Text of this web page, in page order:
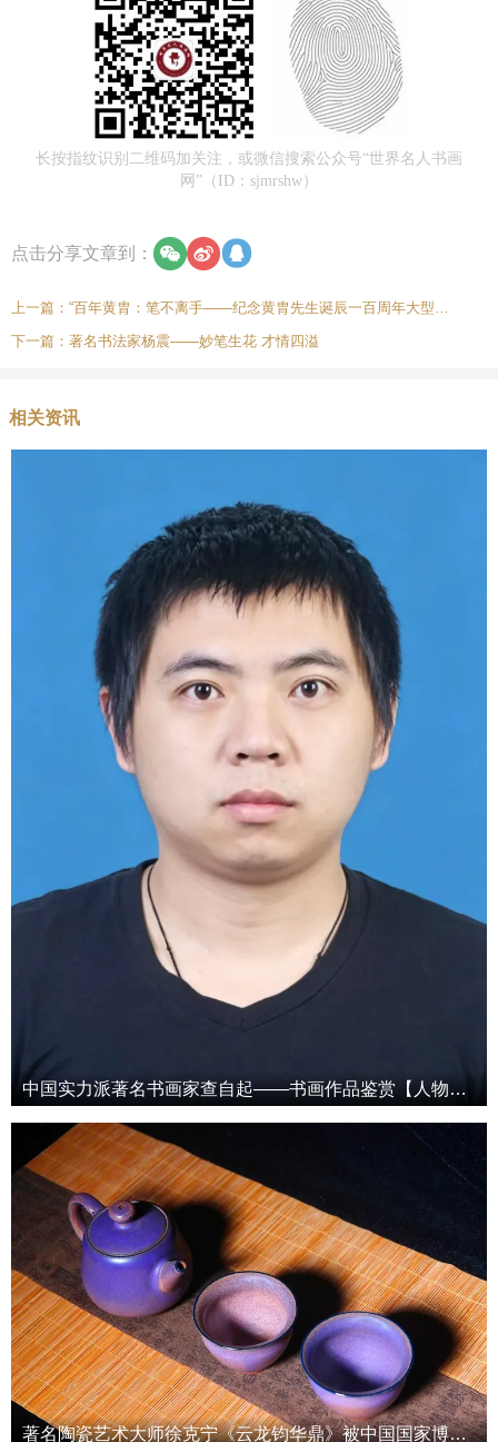
长按指纹识别二维码加关注，或微信搜索公众号“世界名人书画
网”（ID：sjmrshw）
点击分享文章到：
上一篇：
下一篇： 著名书法家杨震——妙笔生花 才情四溢
相关资讯
中国实力派著名书画家查自起——书画作品鉴赏【人物艺术专访】
著名陶瓷艺术大师徐克宁《云龙钧华鼎》被中国国家博物馆收藏